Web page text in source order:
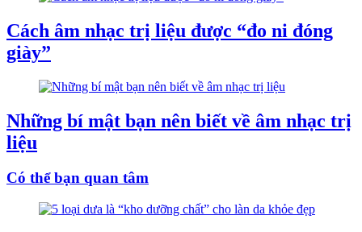
Cách âm nhạc trị liệu được “đo ni đóng
giày”
Những bí mật bạn nên biết về âm nhạc trị
liệu
Có thể bạn quan tâm